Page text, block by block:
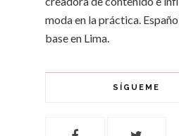
moda en la práctica.
base en Lima.
SÍGUEME